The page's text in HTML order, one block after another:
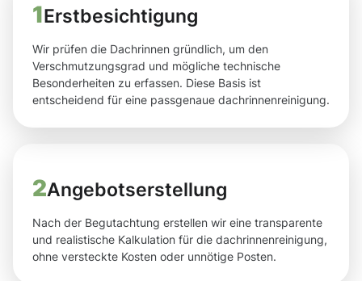
1Erstbesichtigung
Wir prüfen die Dachrinnen gründlich, um den
Verschmutzungsgrad und mögliche technische
Besonderheiten zu erfassen. Diese Basis ist
entscheidend für eine passgenaue dachrinnenreinigung.
2Angebotserstellung
Nach der Begutachtung erstellen wir eine transparente
und realistische Kalkulation für die dachrinnenreinigung,
ohne versteckte Kosten oder unnötige Posten.